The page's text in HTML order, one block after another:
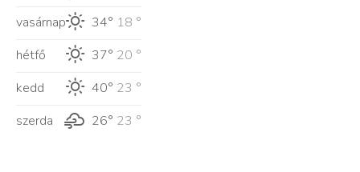
vasárnap
34° 18 °
hétfő
37° 20 °
kedd
40° 23 °
szerda
26° 23 °